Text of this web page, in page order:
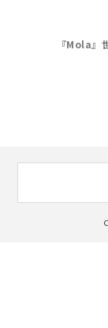
『Mola』